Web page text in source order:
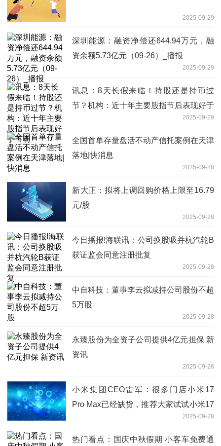
2025-09-29
深圳能源：融资净偿还644.94万元，融
资余额5.73亿元（09-26）_播报
2025-09-29
讯息：8天长假来临！持股还是持币过
节？机构：近十年主要股指节后表现好于
2025-09-29
全国首单存量盘活不动产信托案例在天津
落地|快消息
2025-09-28
新大正：拟将上调回购价格上限至16.79
元/股
2025-09-28
今日播报!海联讯：公司换股吸并杭汽轮B
获证监会同意注册批复
2025-09-28
中自科技：董事李云拟减持公司股份不超
5万股
2025-09-28
永臻股份为全资子公司提供4亿元担保 新
资讯
2025-09-28
小米集团CEO雷军：很多门店小米17
Pro Max已经缺货，推荐大家试试小米17
2025-09-28
热门看点：国庆中秋假期 小客车免费通